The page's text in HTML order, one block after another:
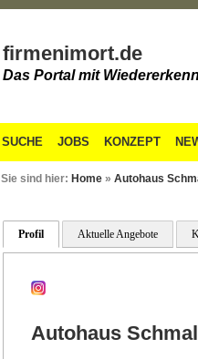
firmenimort.de
Das Portal mit
SUCHE JOBS KONZEPT
Sie sind hier: Home » Autohaus
Profil Aktuelle Angebote
Autohaus